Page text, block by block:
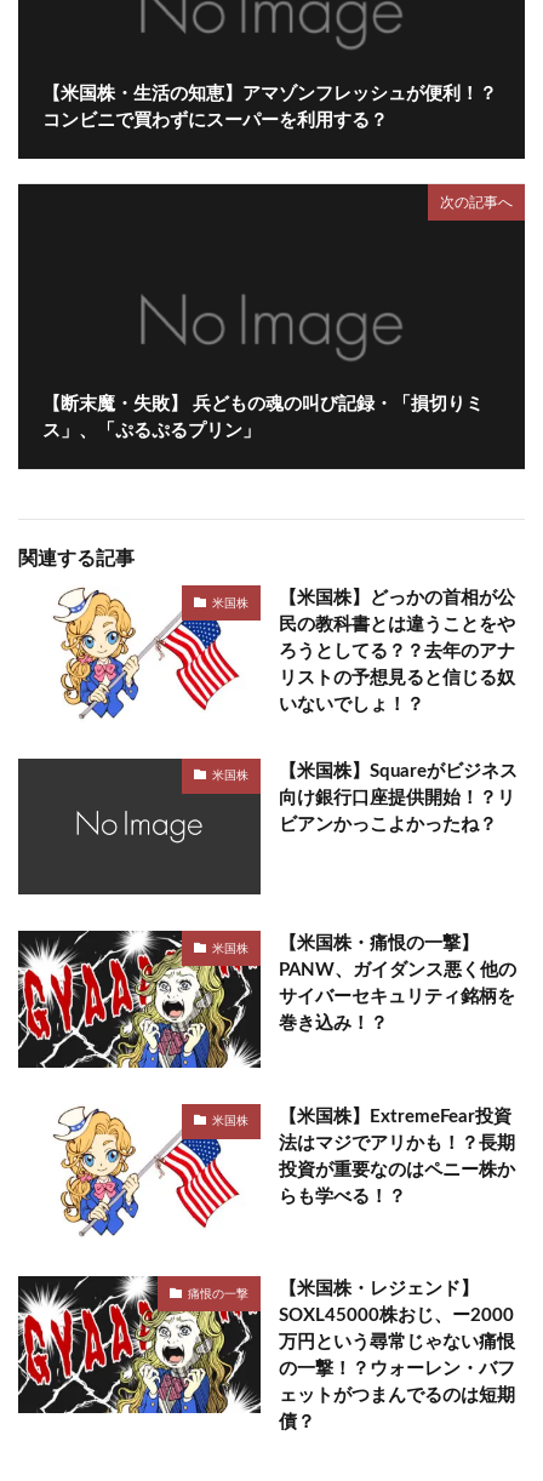
【米国株・生活の知恵】アマゾンフレッシュが便利！？
コンビニで買わずにスーパーを利用する？
次の記事へ
【断末魔・失敗】 兵どもの魂の叫び記録・「損切りミ
ス」、「ぷるぷるプリン」
関連する記事
米国株
【米国株】どっかの首相が公
民の教科書とは違うことをや
ろうとしてる？？去年のアナ
リストの予想見ると信じる奴
いないでしょ！？
米国株
【米国株】Squareがビジネス
向け銀行口座提供開始！？リ
ビアンかっこよかったね？
米国株
【米国株・痛恨の一撃】
PANW、ガイダンス悪く他の
サイバーセキュリティ銘柄を
巻き込み！？
米国株
【米国株】ExtremeFear投資
法はマジでアリかも！？長期
投資が重要なのはペニー株か
らも学べる！？
痛恨の一撃
【米国株・レジェンド】
SOXL45000株おじ、ー2000
万円という尋常じゃない痛恨
の一撃！？ウォーレン・バフ
ェットがつまんでるのは短期
債？